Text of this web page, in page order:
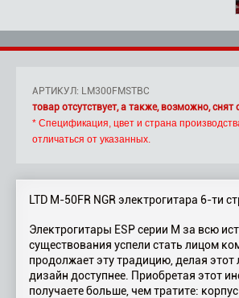
АРТИКУЛ: LM300FMSTBC
товар отсутствует, а также, возможно, снят
* Спецификация, цвет и страна
отличаться от указанных.
LTD M-50FR NGR электрогитара 6-ти
Электрогитары ESP серии M за всю
существования успели стать лицом
продолжает эту традицию, делая этот
дизайн доступнее. Приобретая этот
получаете больше, чем тратите: